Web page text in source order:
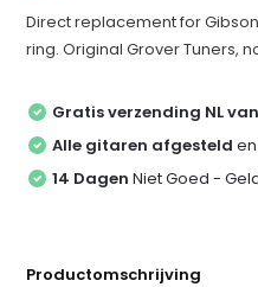
Direct replacement for
ring. Original Grover Tuners,
Gratis verzending NL
Alle gitaren afgesteld
14 Dagen Niet Goed -
Productomschrijving